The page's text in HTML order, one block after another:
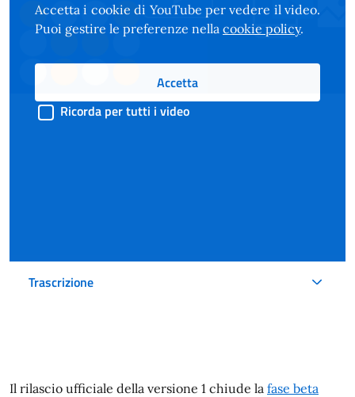
Accetta i cookie di YouTube per vedere il video.
Puoi gestire le preferenze nella cookie policy.
Accetta
Ricorda per tutti i video
Riproduci
video
Trascrizione
Il rilascio ufficiale della versione 1 chiude la fase beta